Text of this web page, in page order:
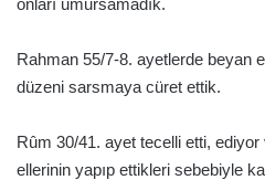
onları umursamadık.
Rahman 55/7-8. ayetlerde beyan
düzeni sarsmaya cüret ettik.
Rûm 30/41. ayet tecelli etti, ediyor
ellerinin yapıp ettikleri sebebiyle